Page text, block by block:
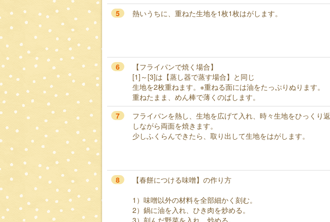
5
熱いうちに、重ねた生地を1枚1枚はがします。
6
【フライパンで焼く場合】
[1]～[3]は【蒸し器で蒸す場合】と同じ
生地を2枚重ねます。※重ねる面には油をたっぷりぬります。
重ねたまま、めん棒で薄くのばします。
7
フライパンを熱し、生地を広げて入れ、時々生地をひっくり返
しながら両面を焼きます。
少しふくらんできたら、取り出して生地をはがします。
8
【春餅につける味噌】の作り方
1）味噌以外の材料を全部細かく刻む。
2）鍋に油を入れ、ひき肉を炒める。
3）刻んだ野菜を入れ、炒める。